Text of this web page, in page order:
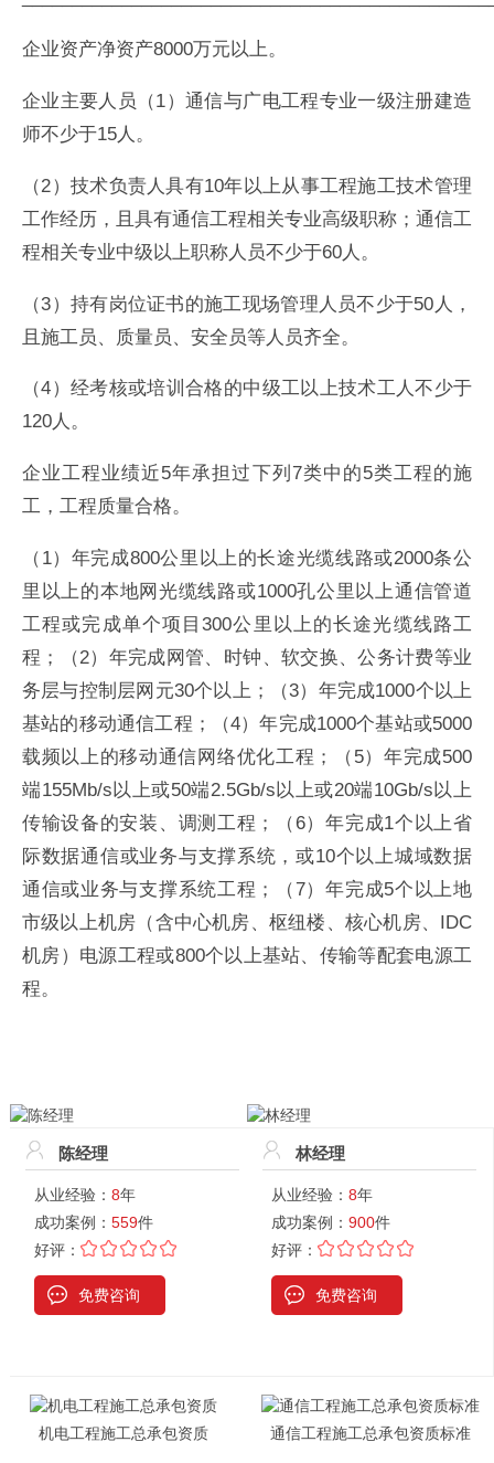
企业资产净资产8000万元以上。
企业主要人员（1）通信与广电工程专业一级注册建造
师不少于15人。
（2）技术负责人具有10年以上从事工程施工技术管理
工作经历，且具有通信工程相关专业高级职称；通信工
程相关专业中级以上职称人员不少于60人。
（3）持有岗位证书的施工现场管理人员不少于50人，
且施工员、质量员、安全员等人员齐全。
（4）经考核或培训合格的中级工以上技术工人不少于
120人。
企业工程业绩近5年承担过下列7类中的5类工程的施
工，工程质量合格。
（1）年完成800公里以上的长途光缆线路或2000条公
里以上的本地网光缆线路或1000孔公里以上通信管道
工程或完成单个项目300公里以上的长途光缆线路工
程；（2）年完成网管、时钟、软交换、公务计费等业
务层与控制层网元30个以上；（3）年完成1000个以上
基站的移动通信工程；（4）年完成1000个基站或5000
载频以上的移动通信网络优化工程；（5）年完成500
端155Mb/s以上或50端2.5Gb/s以上或20端10Gb/s以上
传输设备的安装、调测工程；（6）年完成1个以上省
际数据通信或业务与支撑系统，或10个以上城域数据
通信或业务与支撑系统工程；（7）年完成5个以上地
市级以上机房（含中心机房、枢纽楼、核心机房、IDC
机房）电源工程或800个以上基站、传输等配套电源工
程。
陈经理
从业经验： 8年
成功案例： 559件
好评：
免费咨询
林经理
从业经验： 8年
成功案例： 900件
好评：
免费咨询
机电工程施工总承包资质 通信工程施工总承包资质标准